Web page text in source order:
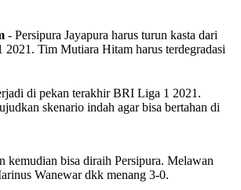
- Persipura Jayapura harus turun kasta dari
Tim Mutiara Hitam harus terdegradasi
di pekan terakhir BRI Liga 1 2021.
skenario indah agar bisa bertahan di
kemudian bisa diraih Persipura. Melawan
Wanewar dkk menang 3-0.